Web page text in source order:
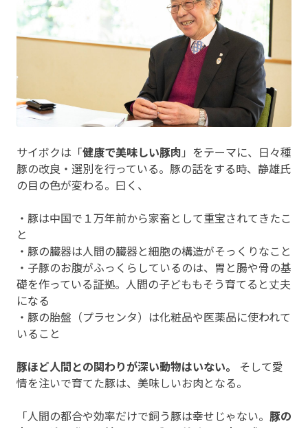
サイボクは「健康で美味しい豚肉 」をテーマに、日々種
豚の改良・選別を行っている。豚の話をする時、静雄氏
の目の色が変わる。曰く、
・豚は中国で１万年前から家畜として重宝されてきたこ
と
・豚の臓器は人間の臓器と細胞の構造がそっくりなこと
・子豚のお腹がふっくらしているのは、胃と腸や骨の基
礎を作っている証拠。人間の子どももそう育てると丈夫
になる
・豚の胎盤（プラセンタ）は化粧品や医薬品に使われて
いること
豚ほど人間との関わりが深い動物はいない。
そして愛
情を注いで育てた豚は、美味しいお肉となる。
「人間の都合や効率だけで飼う豚は幸せじゃない。 豚の